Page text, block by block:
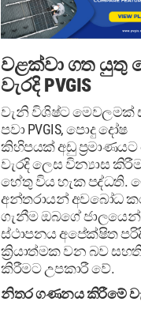
වළක්වා ගත යුතු
වැරදි PVGIS
වැනි විශිෂ්ට මෙවලමක්
පවා PVGIS, පොදු දෝෂ
කිහිපයක් අඩු
වැරදි ලෙස වින්‍යාස
හේතු විය හැක පද්ධති.
අන්තරායන් අවබෝධ
ගැනීම ඔබගේ
ස්ථාපනය අපේක්ෂිත
ක්‍රියාත්මක වන බව
කිරීමට උපකාරී වේ.
නිතර ගණනය කිරීමේ